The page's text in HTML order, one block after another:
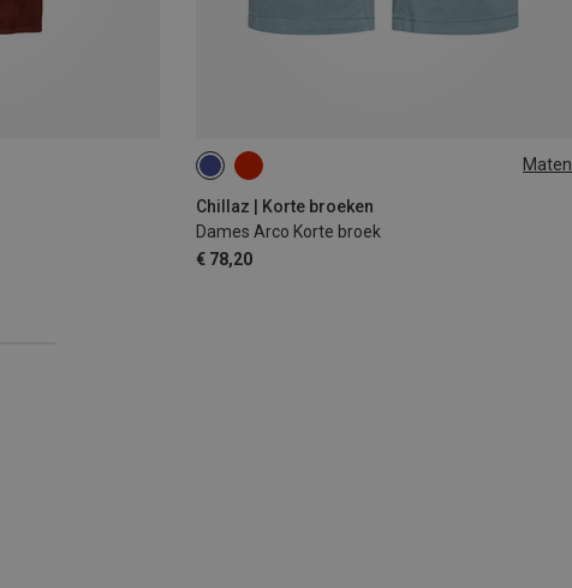
Maten
Chillaz | Korte broeken
Dames Arco Korte broek
€ 78,20
S L